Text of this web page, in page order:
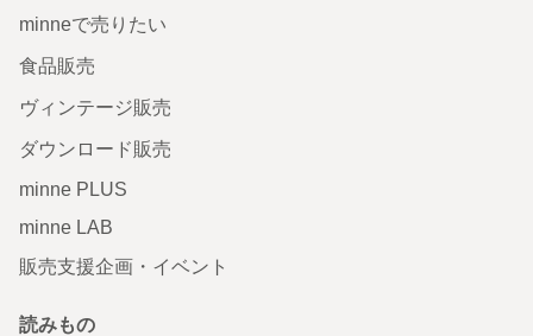
minneで売りたい
食品販売
ヴィンテージ販売
ダウンロード販売
minne PLUS
minne LAB
販売支援企画・イベント
読みもの